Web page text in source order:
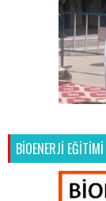
BİOENERJİ EĞİTİMİ